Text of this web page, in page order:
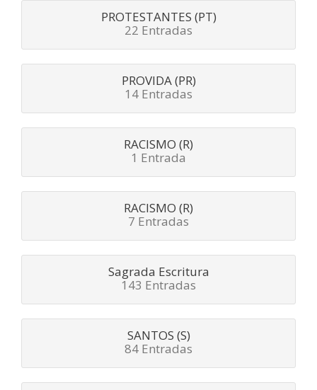
PROTESTANTES (PT)
22 Entradas
PROVIDA (PR)
14 Entradas
RACISMO (R)
1 Entrada
RACISMO (R)
7 Entradas
Sagrada Escritura
143 Entradas
SANTOS (S)
84 Entradas